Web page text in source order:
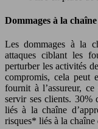
Dommages à la
Les dommages à la chaîne d’approvisionnement, causés par les
attaques ciblant les
perturber les activités
compromis, cela peut
fournit à l’assureur,
servir ses clients. 30%
liés à la chaîne
risques* liés à la chaîne